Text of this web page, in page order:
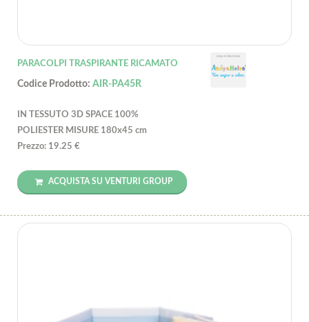
PARACOLPI TRASPIRANTE RICAMATO
Codice Prodotto: AIR-PA45R
IN TESSUTO 3D SPACE 100%
POLIESTER MISURE 180x45 cm
Prezzo: 19.25 €
ACQUISTA SU VENTURI GROUP